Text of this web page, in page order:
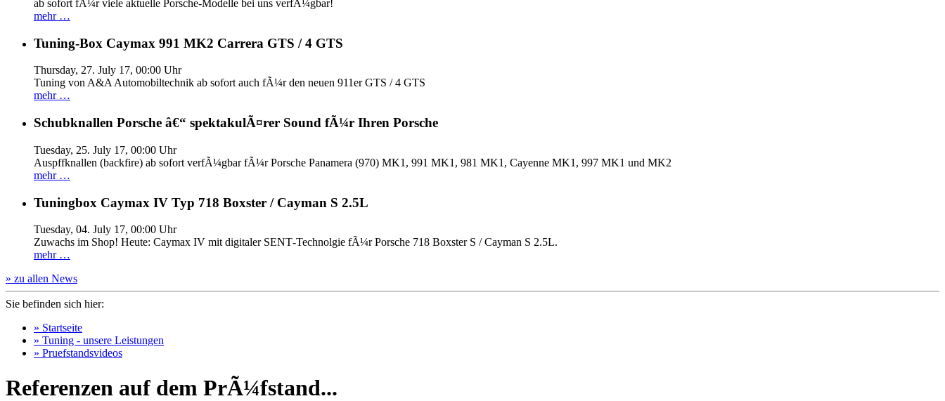
ab sofort fÃ¼r viele aktuelle Porsche-Modelle bei uns verfÃ¼gbar!
mehr …
Tuning-Box Caymax 991 MK2 Carrera GTS / 4 GTS
Thursday, 27. July 17, 00:00 Uhr
Tuning von A&A Automobiltechnik ab sofort auch fÃ¼r den neuen 911er GTS / 4 GTS
mehr …
Schubknallen Porsche â€“ spektakulÃ¤rer Sound fÃ¼r Ihren Porsche
Tuesday, 25. July 17, 00:00 Uhr
Auspffknallen (backfire) ab sofort verfÃ¼gbar fÃ¼r Porsche Panamera (970) MK1, 991 MK1, 981 MK1, Cayenne MK1, 997 MK1 und MK2
mehr …
Tuningbox Caymax IV Typ 718 Boxster / Cayman S 2.5L
Tuesday, 04. July 17, 00:00 Uhr
Zuwachs im Shop! Heute: Caymax IV mit digitaler SENT‐Technolgie fÃ¼r Porsche 718 Boxster S / Cayman S 2.5L.
mehr …
» zu allen News
Sie befinden sich hier:
» Startseite
» Tuning - unsere Leistungen
» Pruefstandsvideos
Referenzen auf dem PrÃ¼fstand...